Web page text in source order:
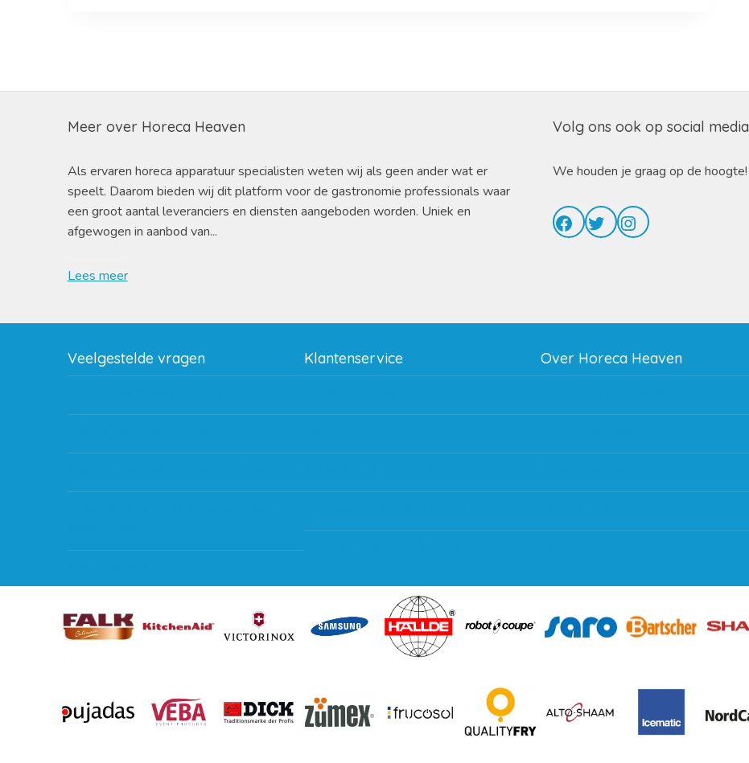
Meer over Horeca Heaven
Als ervaren horeca apparatuur specialisten weten wij als geen ander wat er
speelt. Daarom bieden wij dit platform voor de gastronomie professionals waar
een groot aantal leveranciers en diensten aangeboden worden. Uniek en
afgewogen in aanbod van...
Lees meer
Volg ons ook op social media
We houden je graag op de hoogte!
Facebook
TwitterInstagram
Veelgestelde vragen Klantenservice
Subsidie regeling EIA 2020
Over Horeca Heaven